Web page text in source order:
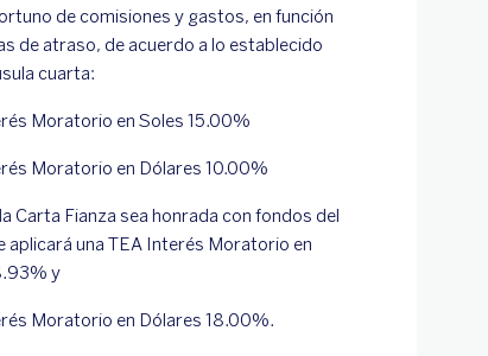
de comisiones y gastos, en función
de atraso, de acuerdo a lo establecido
cuarta:
Moratorio en Soles 15.00%
Moratorio en Dólares 10.00%
Carta Fianza sea honrada con fondos del
aplicará una TEA Interés Moratorio en
y
Moratorio en Dólares 18.00%.